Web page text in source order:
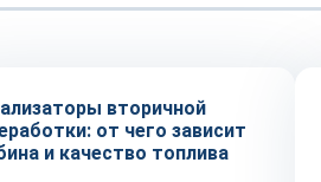
вторичной
от чего зависит
и качество топлива